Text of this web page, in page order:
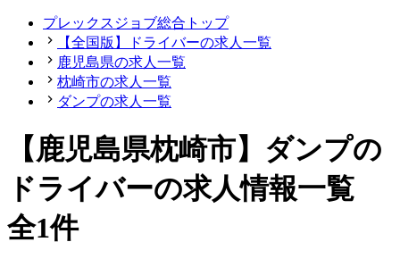
プレックスジョブ総合トップ
【全国版】ドライバーの求人一覧
鹿児島県の求人一覧
枕崎市の求人一覧
ダンプの求人一覧
【鹿児島県枕崎市】ダンプの
ドライバーの求人情報一覧
全1件